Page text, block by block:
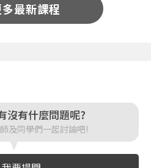
或
註冊
最新課程
沒有什麼問題呢?
及同學們一起討論吧!